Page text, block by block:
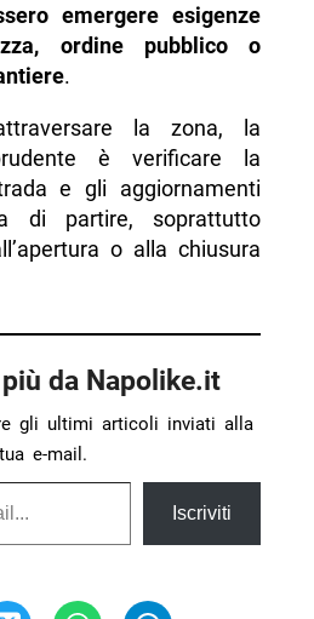
emergere esigenze
ordine pubblico o
.
la zona, la
è verificare la
e gli aggiornamenti
di partire, soprattutto
o alla chiusura
da Napolike.it
gli ultimi articoli inviati alla
tua e-mail.
Iscriviti